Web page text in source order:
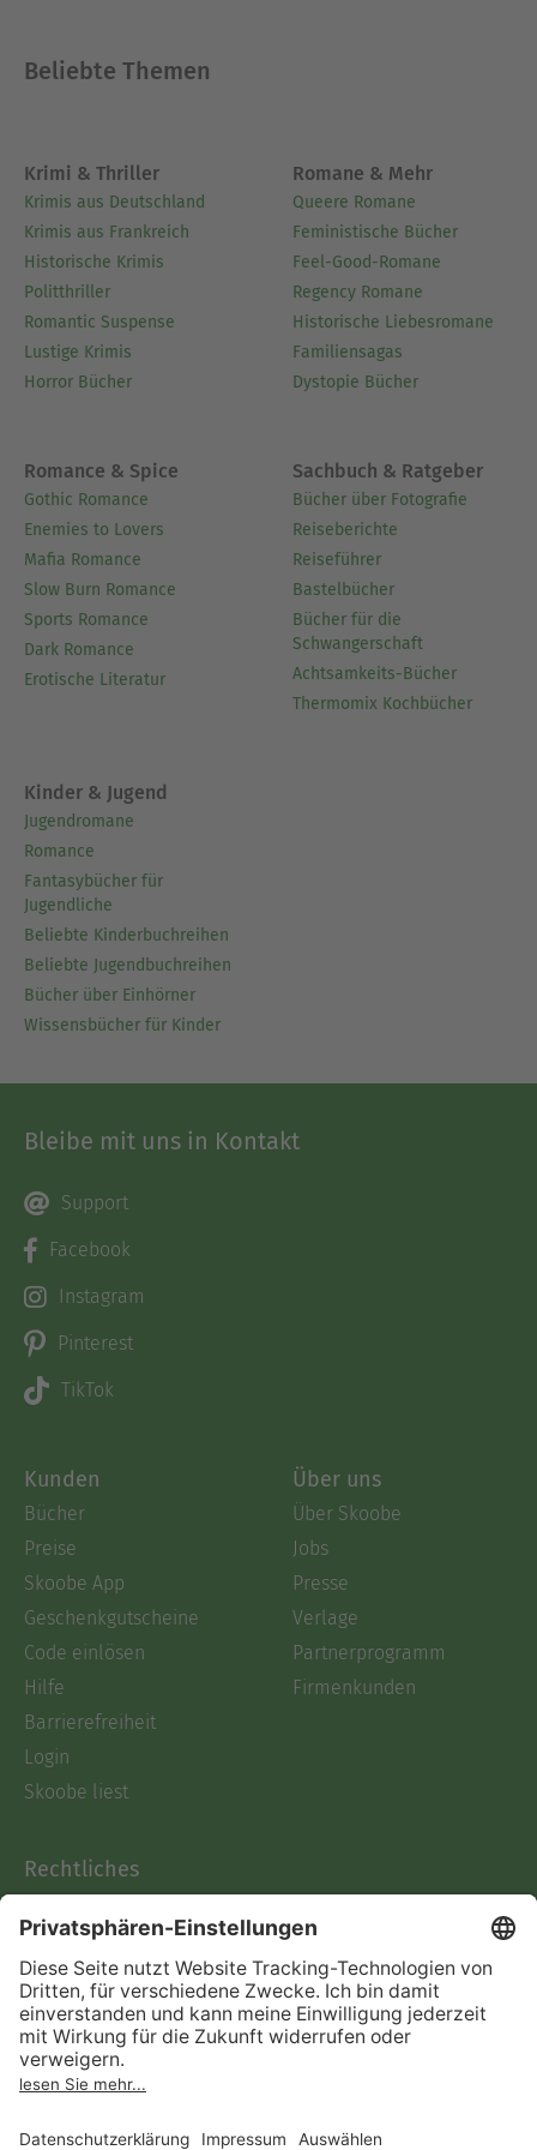
Beliebte Themen
Krimi & Thriller
Krimis aus Deutschland
Krimis aus Frankreich
Historische Krimis
Politthriller
Romantic Suspense
Lustige Krimis
Horror Bücher
Romane & Mehr
Queere Romane
Feministische Bücher
Feel-Good-Romane
Regency Romane
Historische Liebesromane
Familiensagas
Dystopie Bücher
Romance & Spice
Gothic Romance
Enemies to Lovers
Mafia Romance
Slow Burn Romance
Sports Romance
Dark Romance
Erotische Literatur
Sachbuch & Ratgeber
Bücher über Fotografie
Reiseberichte
Reiseführer
Bastelbücher
Bücher für die
Schwangerschaft
Achtsamkeits-Bücher
Thermomix Kochbücher
Kinder & Jugend
Jugendromane
Romance
Fantasybücher für
Jugendliche
Beliebte Kinderbuchreihen
Beliebte Jugendbuchreihen
Bücher über Einhörner
Wissensbücher für Kinder
Bleibe mit uns in Kontakt
Support
Facebook
Instagram
Pinterest
TikTok
Kunden
Bücher
Preise
Skoobe App
Geschenkgutscheine
Code einlösen
Hilfe
Barrierefreiheit
Login
Skoobe liest
Über uns
Über Skoobe
Jobs
Presse
Verlage
Partnerprogramm
Firmenkunden
Rechtliches
AGB
Informationen nach Data
Act
Verträge hier kündigen
Impressum